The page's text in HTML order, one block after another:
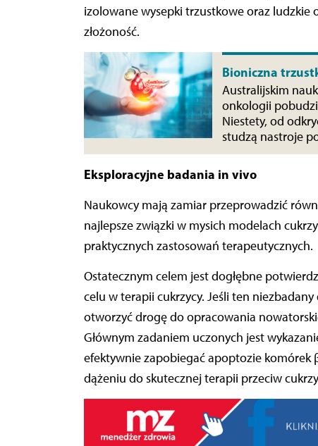
izolowane wysepki trzustkowe oraz
złożoność.
Bioniczna
Australijskim
onkologii
Niestety, od
studzą nastroje
Eksploracyjne badania in vivo
Naukowcy mają zamiar przeprowadzić
najlepsze związki w mysich modelach
praktycznych zastosowań terapeutycznych.
Ostatecznym celem jest dogłębne
celu w terapii cukrzycy. Jeśli ten
otworzyć drogę do opracowania
Głównym zadaniem uczonych jest
efektywnie zapobiegać apoptozie komórek
dążeniu do skutecznej terapii przeciw